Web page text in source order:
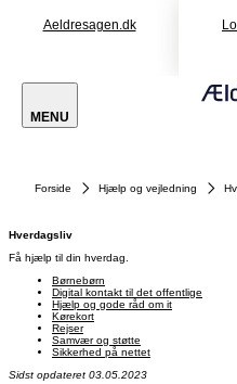
Aeldresagen.dk
MENU
Forside Hjælp og vejledning
Hverdagsliv
Få hjælp til din hverdag.
Børnebørn
Digital kontakt til det offentlige
Hjælp og gode råd om it
Kørekort
Rejser
Samvær og støtte
Sikkerhed på nettet
Sidst opdateret 03.05.2023